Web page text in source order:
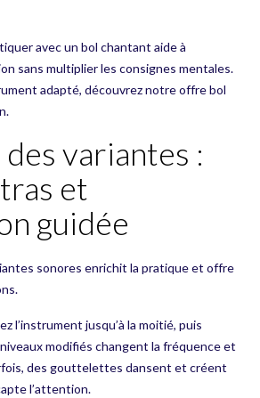
avec un bol chantant aide à
sans multiplier les consignes mentales.
adapté, découvrez notre offrebol
.
variantes :
et
guidée
sonores enrichit la pratique et offre
l’instrument jusqu’à la moitié, puis
modifiés changent la fréquence et
des gouttelettes dansent et créent
l’attention.